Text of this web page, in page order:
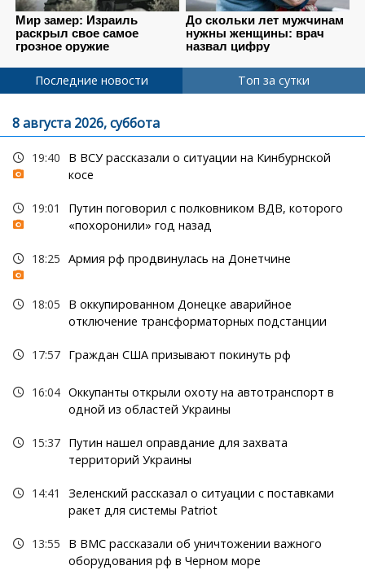
Последние новости Топ за сутки
8 августа 2026, суббота
19:40
В ВСУ рассказали о ситуации на Кинбурнской
косе
19:01
Путин поговорил с полковником ВДВ, которого
«похоронили» год назад
18:25 Армия рф продвинулась на Донетчине
18:05
В оккупированном Донецке аварийное
отключение трансформаторных подстанции
17:57 Граждан США призывают покинуть рф
16:04 Оккупанты открыли охоту на автотранспорт в
одной из областей Украины
15:37 Путин нашел оправдание для захвата
территорий Украины
14:41
Зеленский рассказал о ситуации с поставками
ракет для системы Patriot
13:55
В ВМС рассказали об уничтожении важного
оборудования рф в Черном море